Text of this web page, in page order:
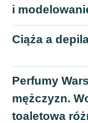
i
Ciąża a
Perfumy
mężczyzn.
toaletowa